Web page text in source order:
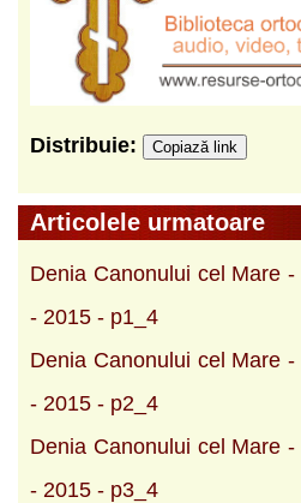
Distribuie: Copiază link
Articolele urmatoare
Denia Canonului cel Mare
- 2015 - p1_4
Denia Canonului cel Mare
- 2015 - p2_4
Denia Canonului cel Mare
- 2015 - p3_4